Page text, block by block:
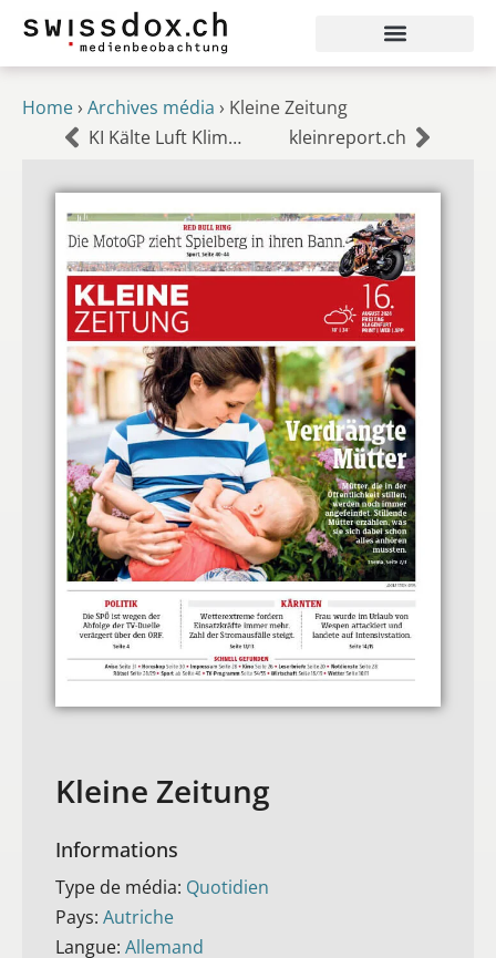
Home› Archives média › Kleine Zeitung
KI Kälte Luft Klimatechnik
kleinreport.ch
Kleine Zeitung
Informations
Type de média: Quotidien
Pays: Autriche
Langue: Allemand